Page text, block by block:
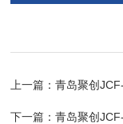
上一篇：青岛聚创
下一篇：青岛聚创